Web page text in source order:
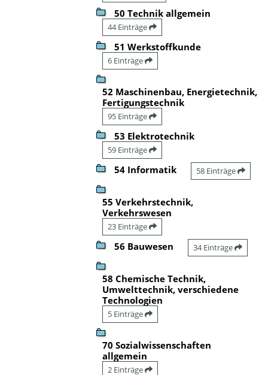
50 Technik allgemein
44 Einträge
51 Werkstoffkunde
6 Einträge
52 Maschinenbau, Energietechnik,
Fertigungstechnik
95 Einträge
53 Elektrotechnik
59 Einträge
54 Informatik 58 Einträge
55 Verkehrstechnik,
Verkehrswesen
23 Einträge
56 Bauwesen 34 Einträge
58 Chemische Technik,
Umwelttechnik, verschiedene
Technologien
5 Einträge
70 Sozialwissenschaften
allgemein
2 Einträge